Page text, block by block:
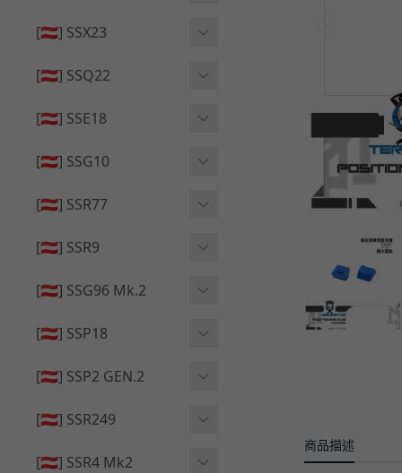
🔄 原廠 ⧸ 零件
[🇦🇹] SSX23
🟦 主體 ⧸ 彈匣
[🇦🇹] SSQ22
🟦 主體 ⧸ 彈匣
[🇦🇹] SSE18
👁️‍🗨️ 外觀 ⧸ 色彩
[🇦🇹] SSG10
🟦 主體 ⧸ 彈匣
[🇦🇹] SSR77
🟦 主體 ⧸ 彈匣
[🇦🇹] SSR9
👁️‍🗨️ 外觀 ⧸ 色彩
[🇦🇹] SSG96 Mk.2
🆙 升級 ⧸ 部件
[🇦🇹] SSP18
👁️‍🗨️ 外觀 ⧸ 色彩
[🇦🇹] SSP2 GEN.2
🔄 原廠 ⧸ 零件
[🇦🇹] SSR249
🟦 主體 ⧸ 彈匣
[🇦🇹] SSR4 Mk2
商品描述